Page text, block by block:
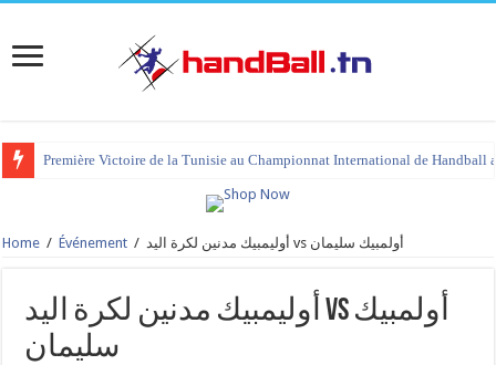
Première Victoire de la Tunisie au Championnat International de Handball
Home / Événement / أوليمبيك مدنين لكرة اليد vs أولمبيك سليمان
أوليمبيك مدنين لكرة اليد vs أولمبيك
سليمان